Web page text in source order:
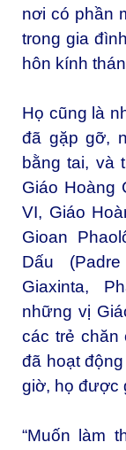
nơi có phần
trong gia
hôn kính
Họ cũng là
đã gặp gỡ,
bằng tai, và
Giáo Hoàng
VI, Giáo
Gioan
Dấu
Giaxinta,
những vị
các trẻ chăn
đã hoạt
giờ, họ được
“Muốn làm